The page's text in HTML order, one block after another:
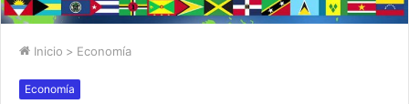
Inicio > Economía
Economía